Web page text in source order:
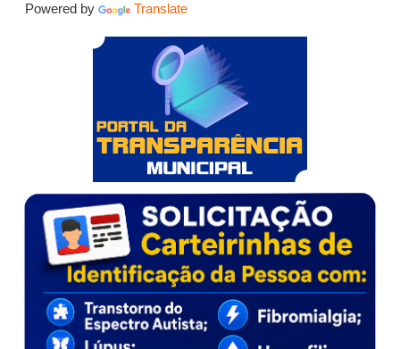
Powered by Translate